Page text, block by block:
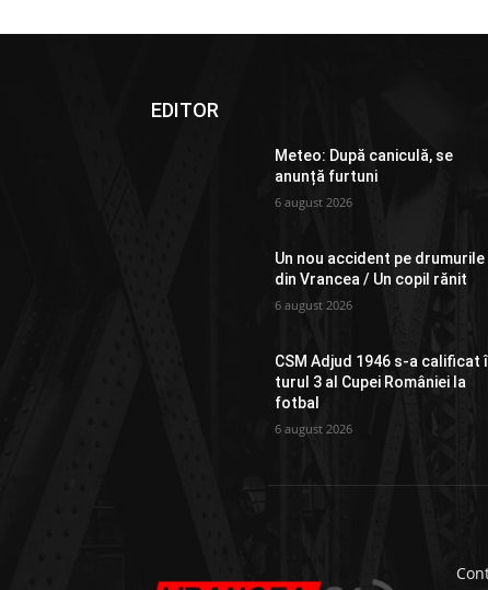
EDITOR
Meteo: După caniculă, se
anunță furtuni
6 august 2026
Un nou accident pe drumurile
din Vrancea / Un copil rănit
6 august 2026
CSM Adjud 1946 s-a calificat
turul 3 al Cupei României la
fotbal
6 august 2026